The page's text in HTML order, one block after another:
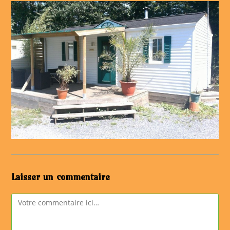
Laisser un commentaire
Comment